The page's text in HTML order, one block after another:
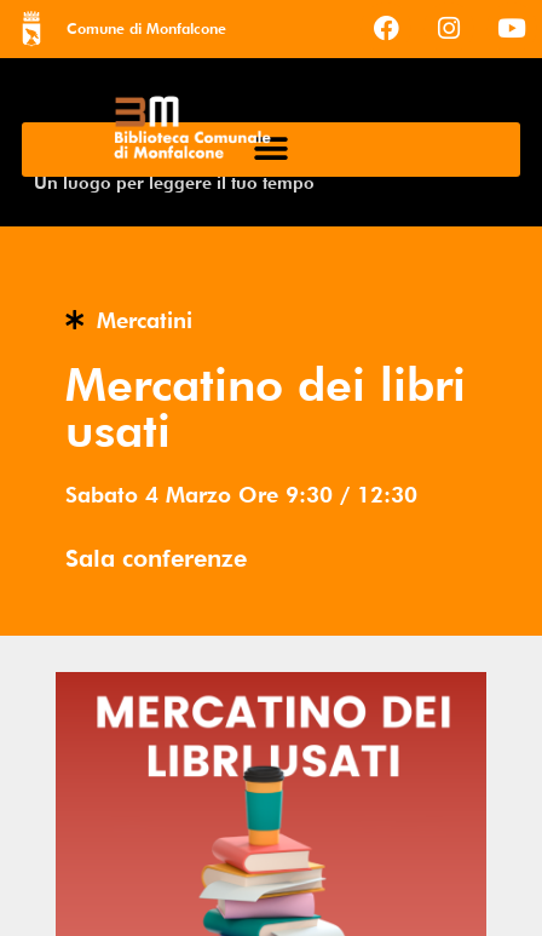
Comune di Monfalcone
Un luogo per leggere il tuo tempo
Mercatini
Mercatino dei libri
usati
Sabato 4 Marzo Ore 9:30 / 12:30
Sala conferenze